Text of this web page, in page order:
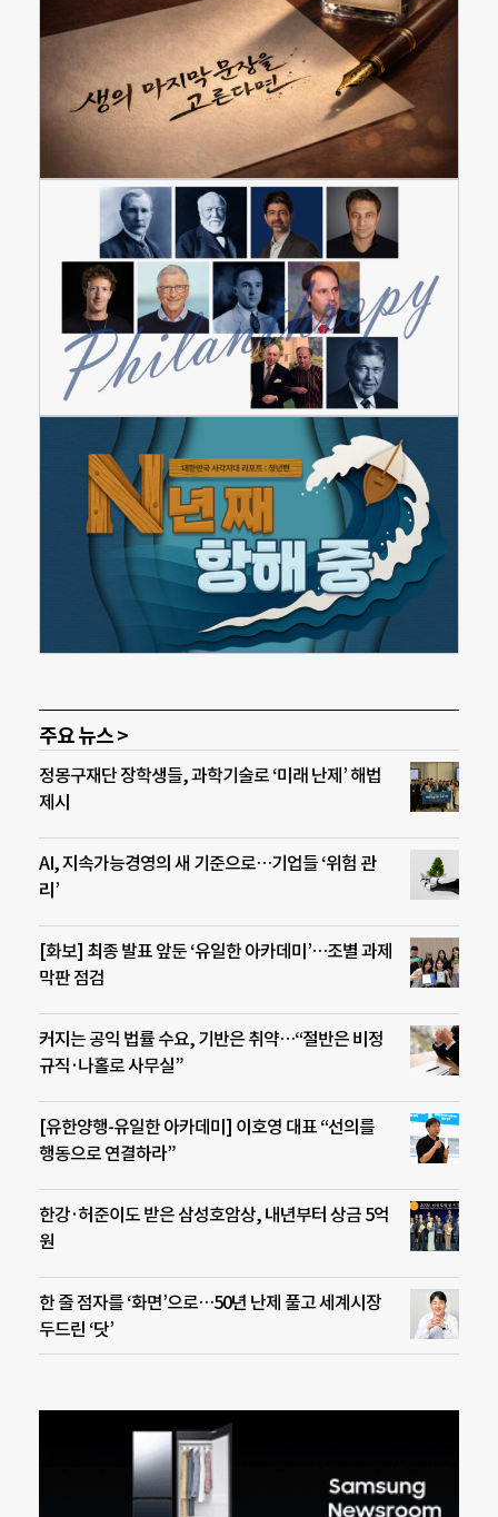
주요 뉴스 >
정몽구재단 장학생들, 과학기술로 ‘미래 난제’ 해법
제시
AI, 지속가능경영의 새 기준으로…기업들 ‘위험 관
리’
[화보] 최종 발표 앞둔 ‘유일한 아카데미’…조별 과제
막판 점검
커지는 공익 법률 수요, 기반은 취약…“절반은 비정
규직·나홀로 사무실”
[유한양행-유일한 아카데미] 이호영 대표 “선의를
행동으로 연결하라”
한강·허준이도 받은 삼성호암상, 내년부터 상금 5억
원
한 줄 점자를 ‘화면’으로…50년 난제 풀고 세계시장
두드린 ‘닷’